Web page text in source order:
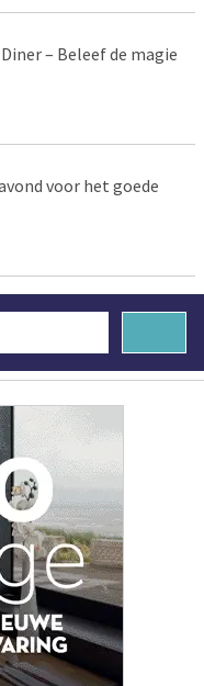
– Beleef de magie
voor het goede